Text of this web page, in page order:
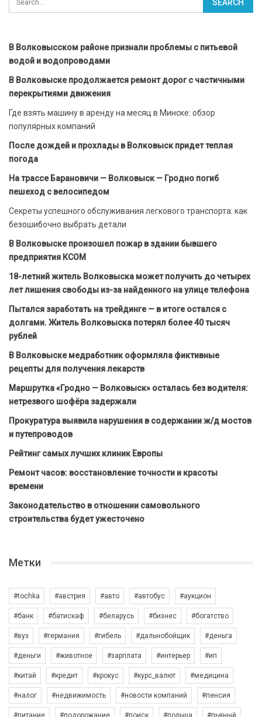
В Волковысском районе признали проблемы с питьевой
водой и водопроводами
В Волковыске продолжается ремонт дорог с частичными
перекрытиями движения
Где взять машину в аренду на месяц в Минске: обзор
популярных компаний
После дождей и прохлады в Волковыск придет теплая
погода
На трассе Барановичи — Волковыск — Гродно погиб
пешеход с велосипедом
Секреты успешного обслуживания легкового транспорта: как
безошибочно выбрать детали
В Волковыске произошел пожар в здании бывшего
предприятия КСОМ
18-летний житель Волковыска может получить до четырех
лет лишения свободы из-за найденного на улице телефона
Пытался заработать на трейдинге — в итоге остался с
долгами. Житель Волковыска потерял более 40 тысяч
рублей
В Волковыске медработник оформляла фиктивные
рецепты для получения лекарств
Маршрутка «Гродно — Волковыск» осталась без водителя:
нетрезвого шофёра задержали
Прокуратура выявила нарушения в содержании ж/д мостов
и путепроводов
Рейтинг самых лучших клиник Европы
Ремонт часов: восстановление точности и красоты
времени
Законодательство в отношении самовольного
строительства будет ужесточено
Метки
#tochka #австрия #авто #автобус #аукцион
#банк #батискаф #беларусь #бизнес #богатство
#вуз #германия #гибель #дальнобойщик #деньга
#деньги #животное #зарплата #интерьер #ип
#китай #кредит #крокус #курс_валют #медицина
#налог #недвижимость #новости компаний #пенсия
#питание #подорожание #поиск #польша #пьяный